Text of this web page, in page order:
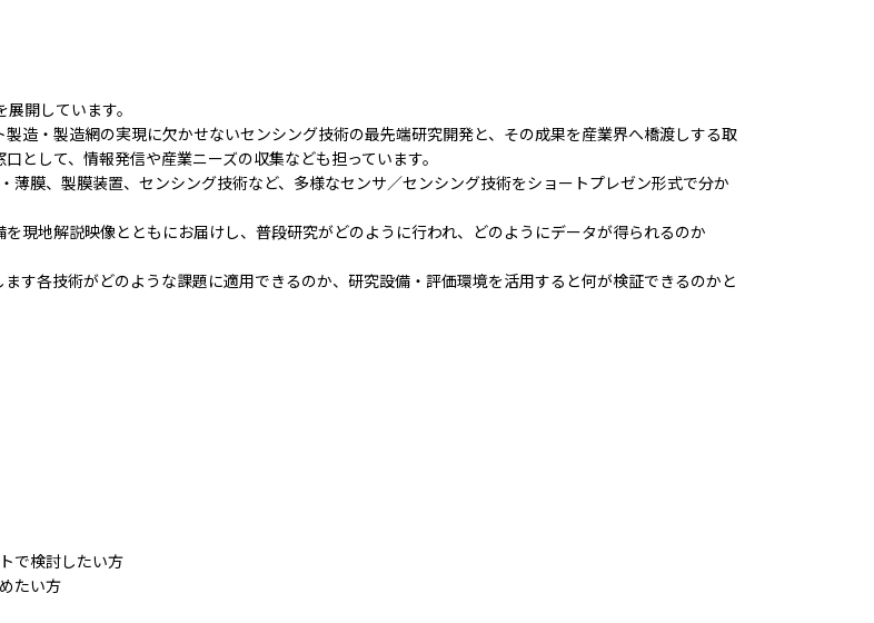
開しています。
造・製造網の実現に欠かせないセンシング技術の最先端研究開発と、その成果を産業界へ橋渡しする取
として、情報発信や産業ニーズの収集なども担っています。
膜、製膜装置、センシング技術など、多様なセンサ／センシング技術をショートプレゼン形式で分か
現地解説映像とともにお届けし、普段研究がどのように行われ、どのようにデータが得られるのか
す各技術がどのような課題に適用できるのか、研究設備・評価環境を活用すると何が検証できるのかと
で検討したい方
たい方